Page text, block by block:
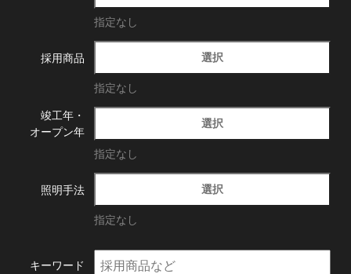
指定なし
採用商品 選択
指定なし
竣工年・
オープン年
選択
指定なし
照明手法 選択
指定なし
キーワード